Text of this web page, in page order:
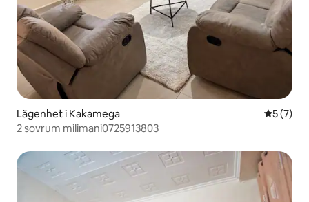
Lägenhet i Kakamega 5 av 5 i
5 (7)
2 sovrum milimani0725913803